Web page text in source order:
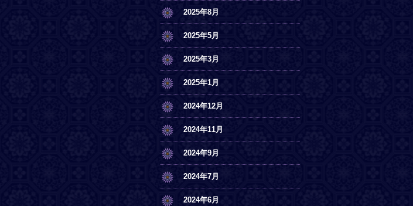
2025年8月
2025年5月
2025年3月
2025年1月
2024年12月
2024年11月
2024年9月
2024年7月
2024年6月